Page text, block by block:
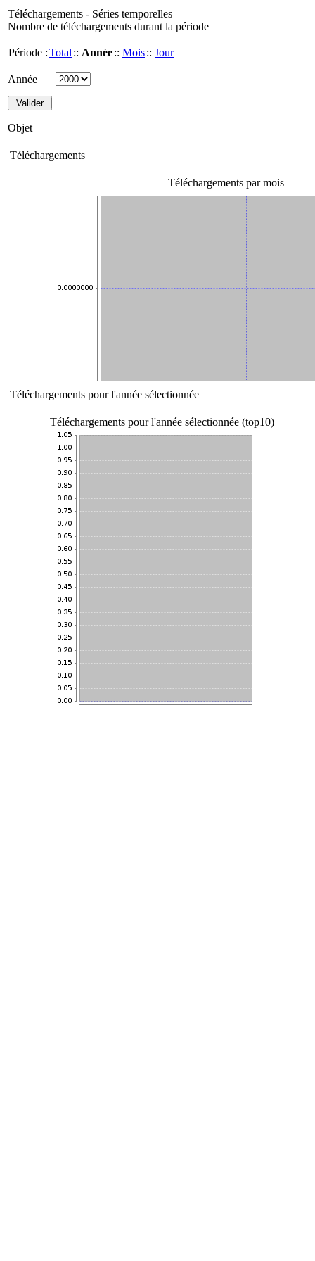
Téléchargements - Séries temporelles
Nombre de téléchargements durant la période
Période :Total :: Année:: Mois:: Jour
Année
Objet
Téléchargements
Téléchargements par mois
Téléchargements pour l'année sélectionnée
Téléchargements pour l'année sélectionnée (top10)